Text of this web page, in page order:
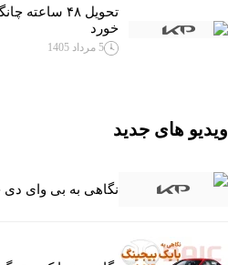
خورد
5 مرداد 1405
ویدیو های جدید
نگاهی به بی وای دی